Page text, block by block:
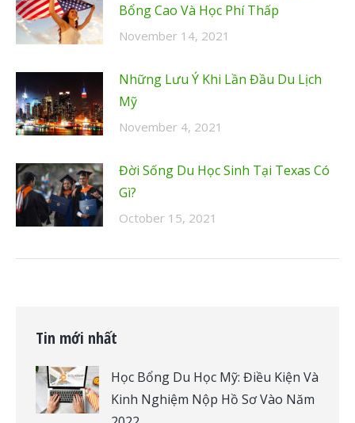
Bổng Cao Và Học Phí Thấp
November 14, 2021
Những Lưu Ý Khi Lần Đầu Du Lịch
Mỹ
November 4, 2021
Đời Sống Du Học Sinh Tại Texas Có
Gì?
October 15, 2021
Tin mới nhất
Học Bổng Du Học Mỹ: Điều Kiện Và
Kinh Nghiệm Nộp Hồ Sơ Vào Năm